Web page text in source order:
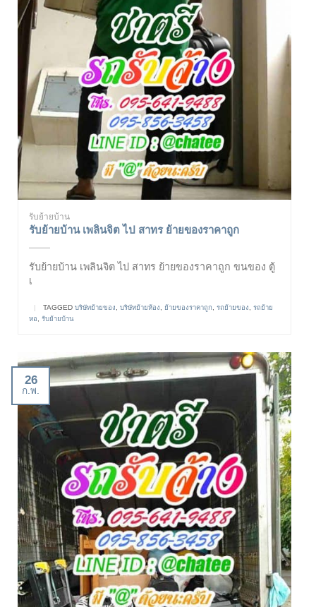
รับย้ายบ้าน
รับย้ายบ้าน เพลินจิต ไป สาทร ย้ายของราคาถูก
รับย้ายบ้าน เพลินจิต ไป สาทร ย้ายของราคาถูก ขนของ ตู้
เ
| TAGGED บริษัทย้ายของ บริษัทย้ายห้อง ย้ายของราคาถูก รถย้ายของ
รถย้าย
หอ
รับย้ายบ้าน
26
ก.พ.